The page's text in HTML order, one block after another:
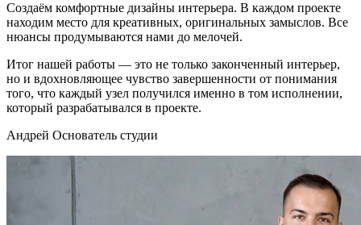
Создаём комфортные дизайны интерьера. В каждом проекте
находим место для креативных, оригинальных замыслов. Все
нюансы продумываются нами до мелочей.
Итог нашей работы — это не только законченный интерьер,
но и вдохновляющее чувство завершенности от понимания
того, что каждый узел получился именно в том исполнении,
который разрабатывался в проекте.
Андрей Основатель студии